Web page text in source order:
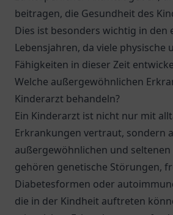
beitragen, die Gesundheit des
Dies ist besonders wichtig in den
Lebensjahren, da viele physische
Fähigkeiten in dieser Zeit
Welche außergewöhnlichen
Kinderarzt behandeln?
Ein Kinderarzt ist nicht nur mit
Erkrankungen vertraut, sondern
außergewöhnlichen und
gehören genetische Störungen,
Diabetesformen oder
die in der Kindheit auftreten